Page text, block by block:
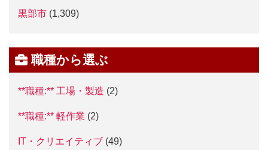
黒部市 (1,309)
職種から選ぶ
**職種:** 工場・製造 (2)
**職種:** 軽作業 (2)
IT・クリエイティブ (49)